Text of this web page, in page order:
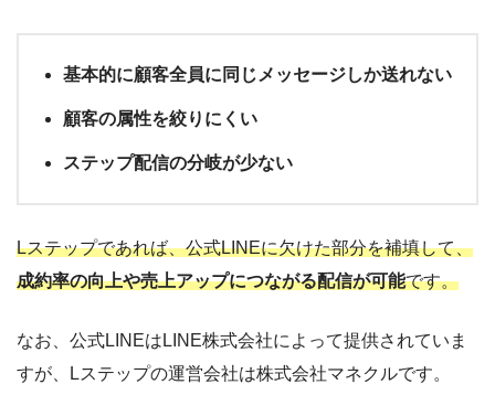
基本的に顧客全員に同じメッセージしか送れない
顧客の属性を絞りにくい
ステップ配信の分岐が少ない
Lステップであれば、公式LINEに欠けた部分を補填して、
成約率の向上や売上アップにつながる配信が可能です。
なお、公式LINEはLINE株式会社によって提供されていま
すが、Lステップの運営会社は株式会社マネクルです。